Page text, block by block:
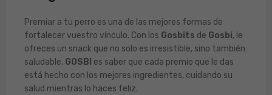
Premiar a tu perro es una de las mejores formas de
fortalecer vuestro vínculo. Con los Gosbits de Gosbi, le
ofreces un snack que no solo es irresistible, sino también
saludable. GOSBI es saber que cada premio que le das
está hecho con los mejores ingredientes, cuidando su
salud mientras lo haces feliz.